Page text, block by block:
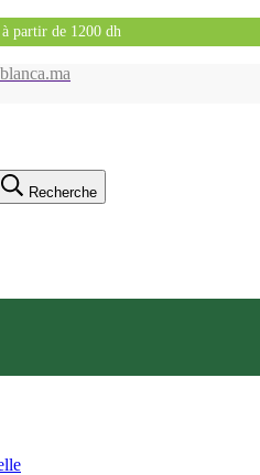
partir de 1200 dh
Recherche